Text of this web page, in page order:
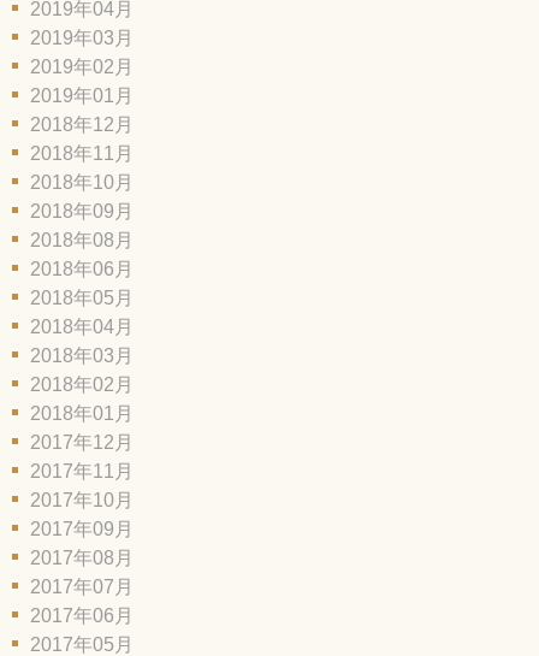
2019年04月
2019年03月
2019年02月
2019年01月
2018年12月
2018年11月
2018年10月
2018年09月
2018年08月
2018年06月
2018年05月
2018年04月
2018年03月
2018年02月
2018年01月
2017年12月
2017年11月
2017年10月
2017年09月
2017年08月
2017年07月
2017年06月
2017年05月